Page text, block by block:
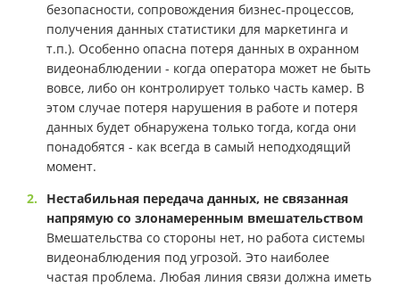
безопасности, сопровождения бизнес-процессов,
получения данных статистики для маркетинга и
т.п.). Особенно опасна потеря данных в охранном
видеонаблюдении - когда оператора может не быть
вовсе, либо он контролирует только часть камер. В
этом случае потеря нарушения в работе и потеря
данных будет обнаружена только тогда, когда они
понадобятся - как всегда в самый неподходящий
момент.
Нестабильная передача данных, не связанная
напрямую со злонамеренным вмешательством
Вмешательства со стороны нет, но работа системы
видеонаблюдения под угрозой. Это наиболее
частая проблема. Любая линия связи должна иметь